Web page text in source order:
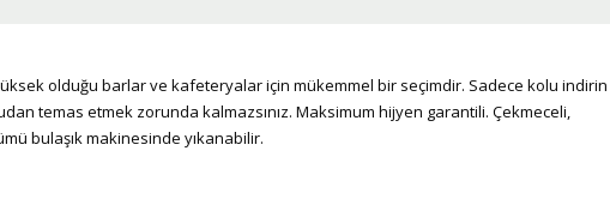
olduğu barlar ve kafeteryalar için mükemmel bir seçimdir. Sadece kolu indirin
temas etmek zorunda kalmazsınız. Maksimum hijyen garantili. Çekmeceli,
bulaşık makinesinde yıkanabilir.